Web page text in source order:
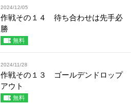
2024/12/05
作戦その１４ 待ち合わせは先手必
勝
無料
2024/11/28
作戦その１３ ゴールデンドロップ
アウト
無料